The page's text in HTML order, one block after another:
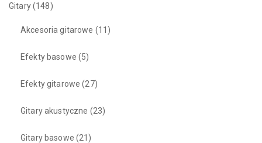
Gitary(148)
Akcesoria gitarowe (11)
Efekty basowe (5)
Efekty gitarowe (27)
Gitary akustyczne (23)
Gitary basowe (21)